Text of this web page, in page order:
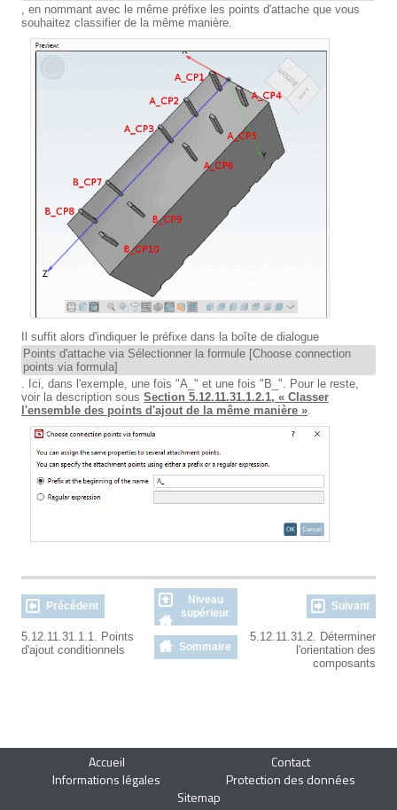
, en nommant avec le même préfixe les points d'attache que vous
souhaitez classifier de la même manière.
Il suffit alors d'indiquer le préfixe dans la boîte de dialogue
Points d'attache via Sélectionner la formule [Choose connection
points via formula]
. Ici, dans l'exemple, une fois "A_" et une fois "B_". Pour le reste,
voir la description sous Section 5.12.11.31.1.2.1, « Classer
l'ensemble des points d'ajout de la même manière »
Précédent
Niveau
supérieur
Suivant
5.12.11.31.1.1. Points
d'ajout conditionnels
Sommaire
5.12.11.31.2. Déterminer
l'orientation des
composants
Accueil
Contact
Informations légales
Protection des données
Sitemap